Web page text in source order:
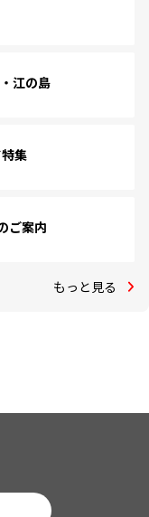
江の島
集
ご案内
もっと見る